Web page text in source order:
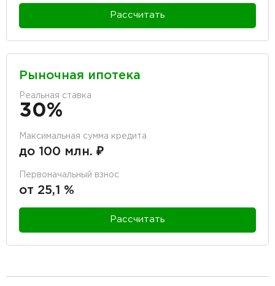
Рассчитать
Рыночная ипотека
Реальная ставка
30%
Максимальная сумма кредита
до 100 млн. ₽
Первоначальный взнос
от 25,1 %
Рассчитать